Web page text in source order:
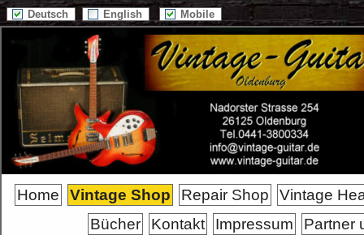
Deutsch English Mobile
Home Vintage Shop Repair Shop
Vintage
Bücher
Kontakt Impressum Partner